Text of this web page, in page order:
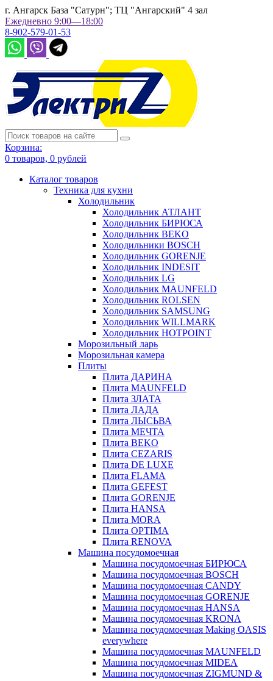
г. Ангарск База "Сатурн"; ТЦ "Ангарский" 4 зал
Ежедневно 9:00—18:00
8-902-579-01-53
Корзина:
0 товаров, 0 рублей
Каталог товаров
Техника для кухни
Холодильник
Холодильник АТЛАНТ
Холодильник БИРЮСА
Холодильник BEKO
Холодильники BOSCH
Холодильник GORENJE
Холодильник INDESIT
Холодильник LG
Холодильник MAUNFELD
Холодильник ROLSEN
Холодильник SAMSUNG
Холодильник WILLMARK
Холодильник HOTPOINT
Морозильный ларь
Морозильная камера
Плиты
Плита ДАРИНА
Плита MAUNFELD
Плита ЗЛАТА
Плита ЛАДА
Плита ЛЫСЬВА
Плита МЕЧТА
Плита BEKO
Плита CEZARIS
Плита DE LUXE
Плита FLAMA
Плита GEFEST
Плита GORENJE
Плита HANSA
Плита MORA
Плита OPTIMA
Плита RENOVA
Машина посудомоечная
Машина посудомоечная БИРЮСА
Машина посудомоечная BOSCH
Машина посудомоечная CANDY
Машина посудомоечная GORENJE
Машина посудомоечная HANSA
Машина посудомоечная KRONA
Машина посудомоечная Making OASIS
everywhere
Машина посудомоечная MAUNFELD
Машина посудомоечная MIDEA
Машина посудомоечная ZIGMUND &